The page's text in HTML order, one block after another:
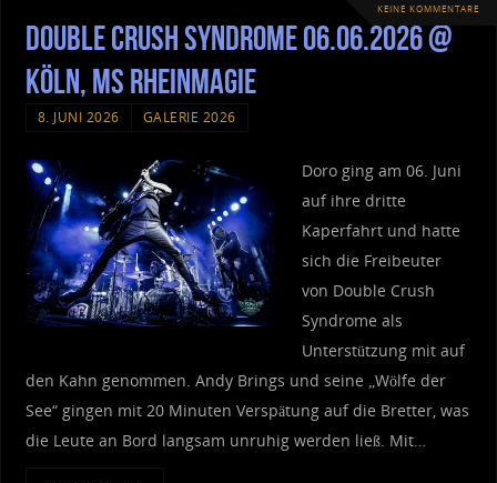
KEINE KOMMENTARE
Double Crush Syndrome 06.06.2026 @
Köln, MS RheinMagie
8. JUNI 2026 GALERIE 2026
Doro ging am 06. Juni
auf ihre dritte
Kaperfahrt und hatte
sich die Freibeuter
von Double Crush
Syndrome als
Unterstützung mit auf
den Kahn genommen. Andy Brings und seine „Wölfe der
See“ gingen mit 20 Minuten Verspätung auf die Bretter, was
die Leute an Bord langsam unruhig werden ließ. Mit…